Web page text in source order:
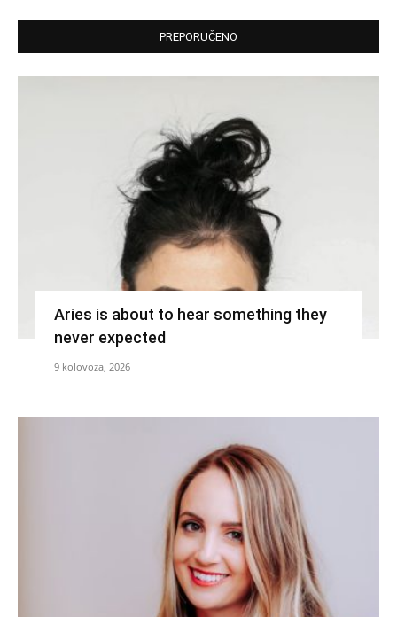
PREPORUČENO
Aries is about to hear something they
never expected
9 kolovoza, 2026